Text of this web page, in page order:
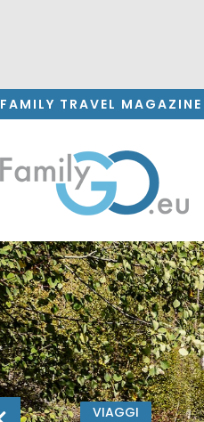
FAMILY TRAVEL
VIAGGI